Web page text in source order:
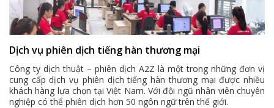
Dịch vụ phiên dịch tiếng hàn thương mại
Công ty dịch thuật – phiên dịch A2Z là một trong những đơn vị
cung cấpdịch vụ phiên dịch tiếng hàn thương mại được nhiều
khách hàng lựa chọn tại Việt Nam. Với đội ngũ nhân viên chuyên
nghiệp có thể phiên dịch hơn 50 ngôn ngữ trên thế giới.